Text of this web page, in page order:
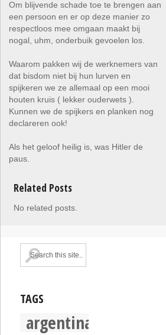
Om blijvende schade toe te brengen aan
een persoon en er op deze manier zo
respectloos mee omgaan maakt bij
nogal, uhm, onderbuik gevoelen los.
Waarom pakken wij de werknemers van
dat bisdom niet bij hun lurven en
spijkeren we ze allemaal op een mooi
houten kruis ( lekker ouderwets ).
Kunnen we de spijkers en planken nog
declareren ook!
Als het geloof heilig is, was Hitler de
paus.
Related Posts
No related posts.
TAGS
argentina